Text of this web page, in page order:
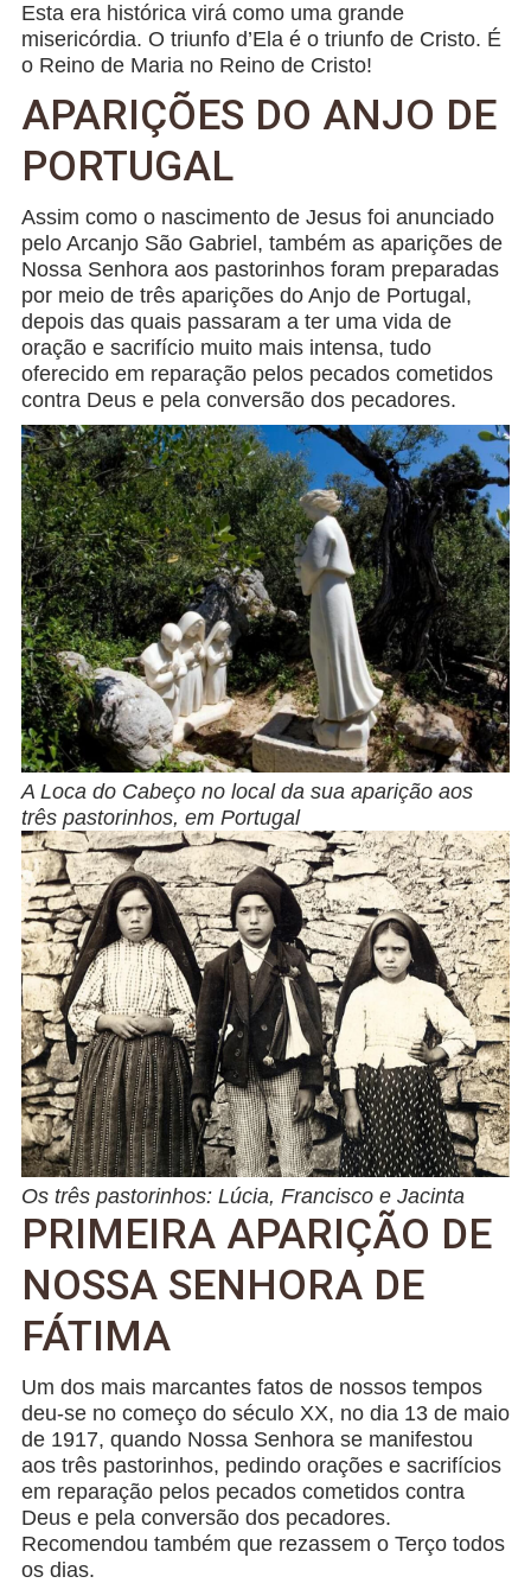
Esta era histórica virá como uma grande
misericórdia. O triunfo d’Ela é o triunfo de Cristo. É
o Reino de Maria no Reino de Cristo!
APARIÇÕES DO ANJO DE
PORTUGAL
Assim como o nascimento de Jesus foi anunciado
pelo Arcanjo São Gabriel, também as aparições de
Nossa Senhora aos pastorinhos foram preparadas
por meio de três aparições do Anjo de Portugal,
depois das quais passaram a ter uma vida de
oração e sacrifício muito mais intensa, tudo
oferecido em reparação pelos pecados cometidos
contra Deus e pela conversão dos pecadores.
A Loca do Cabeço no local da sua aparição aos
três pastorinhos, em Portugal
Os três pastorinhos: Lúcia, Francisco e Jacinta
PRIMEIRA APARIÇÃO DE
NOSSA SENHORA DE
FÁTIMA
Um dos mais marcantes fatos de nossos tempos
deu-se no começo do século XX, no dia 13 de maio
de 1917, quando Nossa Senhora se manifestou
aos três pastorinhos, pedindo orações e sacrifícios
em reparação pelos pecados cometidos contra
Deus e pela conversão dos pecadores.
Recomendou também que rezassem o Terço todos
os dias.